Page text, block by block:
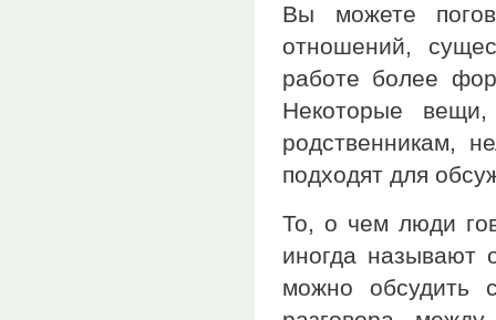
Вы можете
отношений,
работе более
Некоторые
родственникам,
подходят для
То, о чем люди
иногда называют
можно обсудить